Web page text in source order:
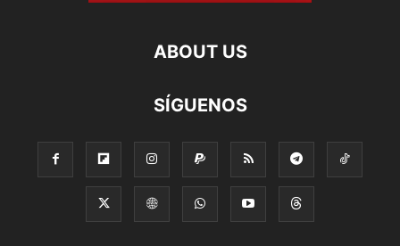
ABOUT US
SÍGUENOS